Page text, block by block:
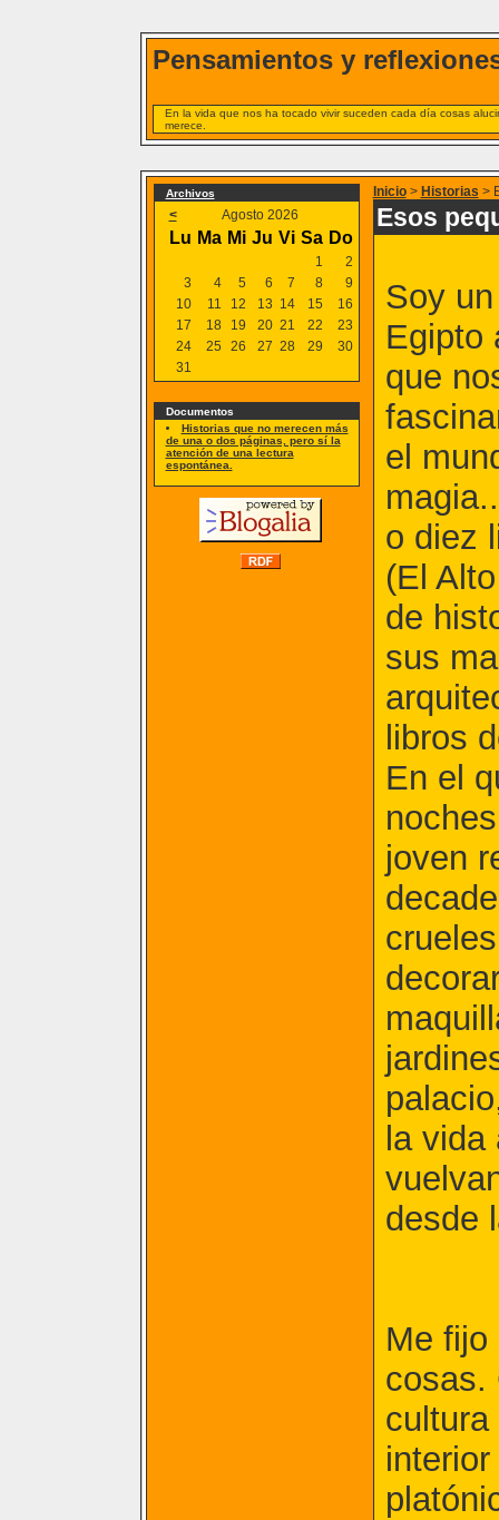
Pensamientos y
En la vida que nos ha tocado vivir suceden cada día cosas
merece.
Archivos
< Agosto 2026
Lu Ma Mi Ju Vi Sa Do
1
2
3
4 5 6 7 8
9
10
11 12 13 14 15
16
17
18 19 20 21 22
23
24
25 26 27 28 29
30
31
Documentos
Historias que no merecen más
de una o dos páginas, pero sí la
atención de una lectura
espontánea.
Inicio> Historias >
Esos
Soy
Egipto
que
el
o diez
(El
de
sus
libros
En el
joven
la
desde
Me fijo
cosas.